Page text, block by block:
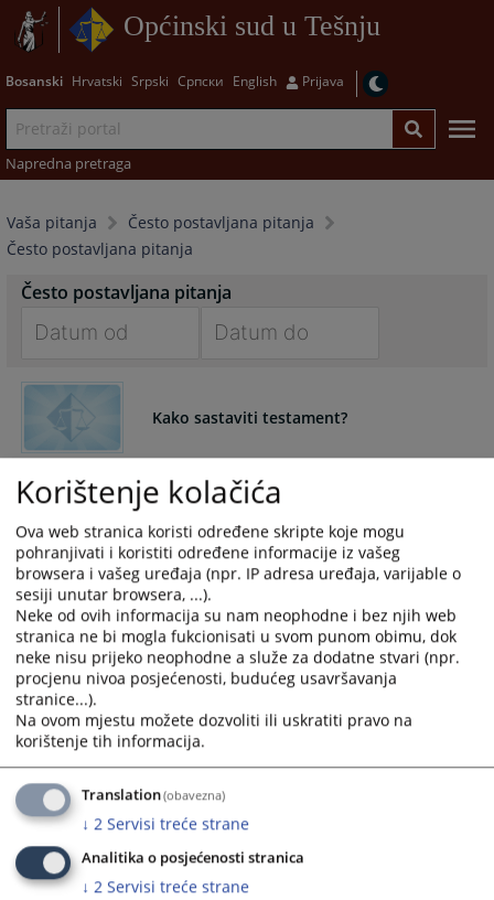
Općinski sud u Tešnju
Bosanski Hrvatski Srpski Српски English Prijava
Napredna pretraga
Vaša pitanja
Često postavljana pitanja
Često postavljana pitanja
Često postavljana pitanja
forward
interact
the
and
select
a
date.
Press
the
question
mark
key
get
the
keyboard
shortcuts
for
to
the
and
select
a
date.
Press
the
question
mark
key
the
keyboard
shortcuts
for
Kako sastaviti testament?
Da biste omogućili da Sud brzo i pravilno sastavi sudski
testament za Vas,
29.03.2011.
Kako pohraniti testament ?
Ako želite da ostavite testament / oporuku Sudu na čuvanje,
29.03.2011.
Često postavljana pitanja
Često postavljana pitanja
Korištenje kolačića
Ova web stranica koristi određene skripte koje mogu
pohranjivati i koristiti određene informacije iz vašeg
browsera i vašeg uređaja (npr. IP adresa uređaja, varijable o
sesiji unutar browsera, ...).
Neke od ovih informacija su nam neophodne i bez njih web
stranica ne bi mogla fukcionisati u svom punom obimu, dok
neke nisu prijeko neophodne a služe za dodatne stvari (npr.
procjenu nivoa posjećenosti, budućeg usavršavanja
stranice...).
Na ovom mjestu možete dozvoliti ili uskratiti pravo na
korištenje tih informacija.
Translation(obavezna)
↓ 2 Servisi treće strane
Analitika o posjećenosti stranica
↓ 2 Servisi treće strane